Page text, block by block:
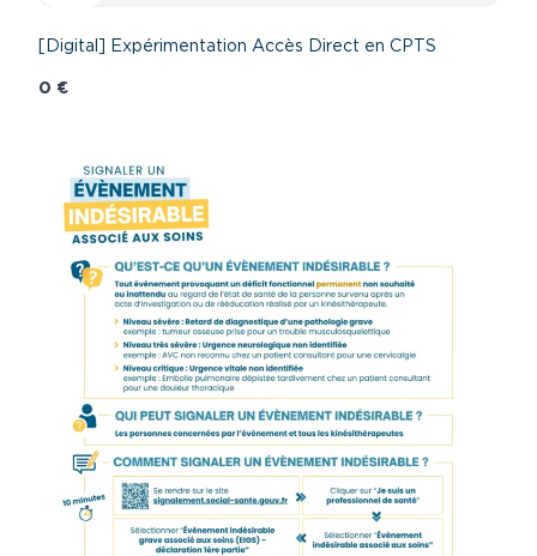
[Digital] Expérimentation Accès Direct en CPTS
0 €